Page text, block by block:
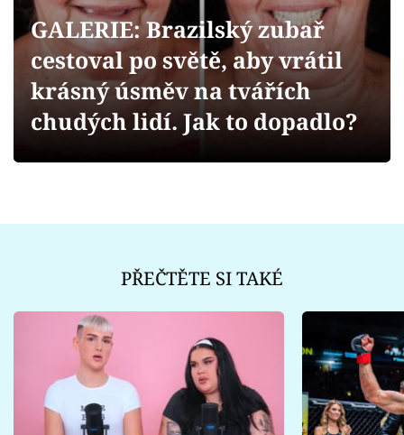
Videa
Sledujte prima+
GALERIE: Brazilský zubař
cestoval po světě, aby vrátil
krásný úsměv na tvářích
chudých lidí. Jak to dopadlo?
PŘEČTĚTE SI TAKÉ